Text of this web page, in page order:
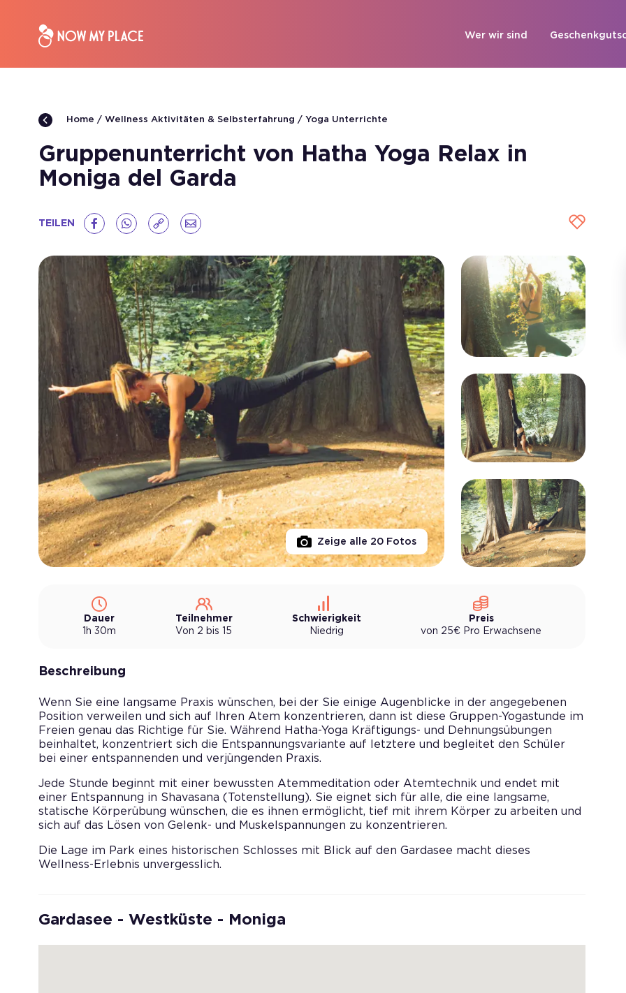
Wer wir sind
Home Wellness Aktivitäten & Selbsterfahrung Yoga Unterrichte
Gruppenunterricht von Hatha Yoga Relax in
Moniga del Garda
TEILEN
Zeige alle 20 Fotos
Dauer
1h 30m
Teilnehmer
Von 2 bis 15
Schwierigkeit
Niedrig
Preis
von 25€ Pro Erwachsene
Beschreibung
Wenn Sie eine langsame Praxis wünschen, bei der Sie einige Augenblicke in der angegebenen
Position verweilen und sich auf Ihren Atem konzentrieren, dann ist diese Gruppen-Yogastunde im
Freien genau das Richtige für Sie. Während Hatha-Yoga Kräftigungs- und Dehnungsübungen
beinhaltet, konzentriert sich die Entspannungsvariante auf letztere und begleitet den Schüler
bei einer entspannenden und verjüngenden Praxis.
Jede Stunde beginnt mit einer bewussten Atemmeditation oder Atemtechnik und endet mit
einer Entspannung in Shavasana (Totenstellung). Sie eignet sich für alle, die eine langsame,
statische Körperübung wünschen, die es ihnen ermöglicht, tief mit ihrem Körper zu arbeiten und
sich auf das Lösen von Gelenk- und Muskelspannungen zu konzentrieren.
Die Lage im Park eines historischen Schlosses mit Blick auf den Gardasee macht dieses
Wellness-Erlebnis unvergesslich.
Gardasee - Westküste - Moniga